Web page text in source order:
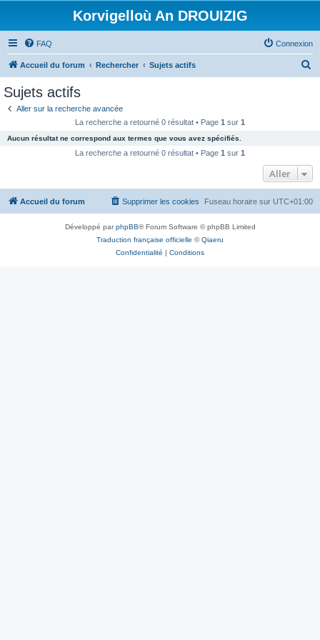
Korvigelloù An DROUIZIG
FAQ Connexion
Accueil du forum Rechercher Sujets actifs
c
e
Sujets actifs
Aller sur la recherche avancée
La recherche a retourné 0 résultat • Page 1 sur 1
Aucun résultat ne correspond aux termes que vous avez spécifiés.
La recherche a retourné 0 résultat • Page 1 sur 1
Aller
Accueil du forum Fuseau horaire sur UTC+01:00
Supprimer les cookies
Développé parphpBB® Forum Software © phpBB Limited
Traduction française officielle ©Qiaeru
Confidentialité | Conditions